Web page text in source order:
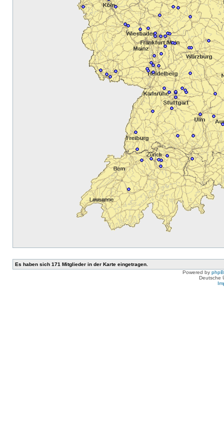
Es haben sich 171 Mitglieder in der Karte eingetragen.
Powered by
Deutsche